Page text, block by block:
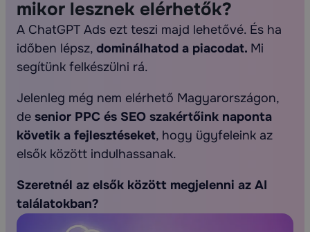
mikor lesznek elérhetők?
A ChatGPT Ads ezt teszi majd lehetővé. És ha
időben lépsz, dominálhatod a piacodat. Mi
segítünk felkészülni rá.
Jelenleg még nem elérhető Magyarországon,
de senior PPC és SEO szakértőink naponta
követik a fejlesztéseket, hogy ügyfeleink az
elsők között indulhassanak.
Szeretnél az elsők között megjelenni az AI
találatokban?